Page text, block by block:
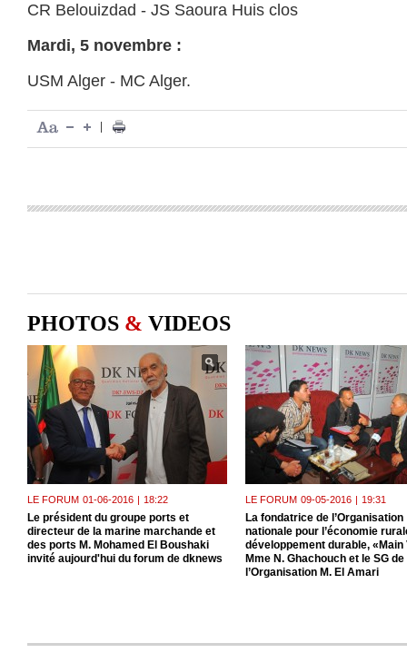
CR Belouizdad - JS Saoura Huis clos
Mardi, 5 novembre :
USM Alger - MC Alger.
PHOTOS & VIDEOS
LE FORUM 01-06-2016 | 18:22
Le président du groupe ports et
directeur de la marine marchande et
des ports M. Mohamed El Boushaki
invité aujourd'hui du forum de dknews
LE FORUM 09-05-2016 | 19:31
La fondatrice de l’Organisation
nationale pour l’économie
développement durable, «Main
Mme N. Ghachouch et le SG de
l’Organisation M. El Amari